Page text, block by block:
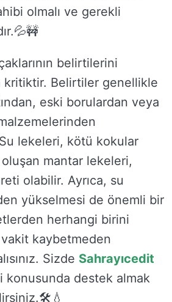
olmalı ve gerekli
belirtilerini
kritiktir. Belirtiler genellikle
eski borulardan veya
lekeleri, kötü kokular
mantar lekeleri,
olabilir. Ayrıca, su
yükselmesi de önemli bir
herhangi birini
kaybetmeden
Sizde Sahrayıcedit
konusunda destek almak